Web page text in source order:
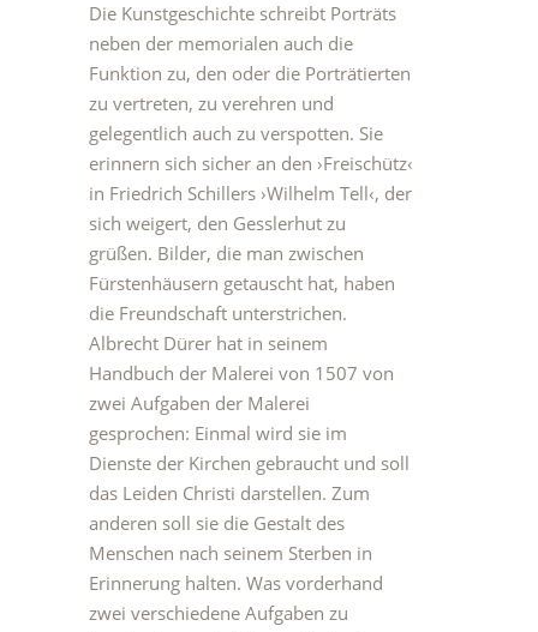
Die Kunstgeschichte schreibt Porträts
neben der memorialen auch die
Funktion zu, den oder die Porträtierten
zu vertreten, zu verehren und
gelegentlich auch zu verspotten. Sie
erinnern sich sicher an den ›Freischütz‹
in Friedrich Schillers ›Wilhelm Tell‹, der
sich weigert, den Gesslerhut zu
grüßen. Bilder, die man zwischen
Fürstenhäusern getauscht hat, haben
die Freundschaft unterstrichen.
Albrecht Dürer hat in seinem
Handbuch der Malerei von 1507 von
zwei Aufgaben der Malerei
gesprochen: Einmal wird sie im
Dienste der Kirchen gebraucht und soll
das Leiden Christi darstellen. Zum
anderen soll sie die Gestalt des
Menschen nach seinem Sterben in
Erinnerung halten. Was vorderhand
zwei verschiedene Aufgaben zu